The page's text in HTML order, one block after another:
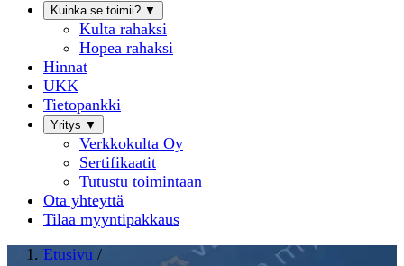
Kuinka se toimii? ▼
Kulta rahaksi
Hopea rahaksi
Hinnat
UKK
Tietopankki
Yritys ▼
Verkkokulta Oy
Sertifikaatit
Tutustu toimintaan
Ota yhteyttä
Tilaa myyntipakkaus
Etusivu /